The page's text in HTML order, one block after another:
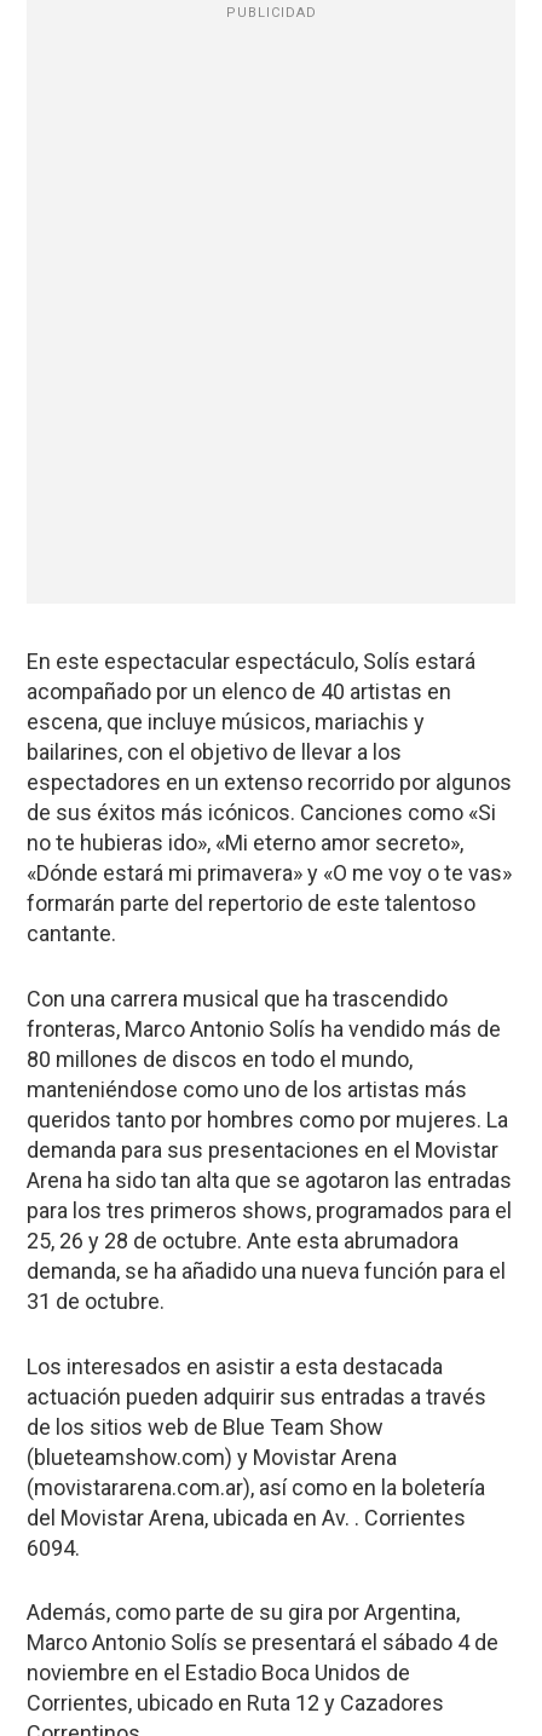
PUBLICIDAD
En este espectacular espectáculo, Solís estará
acompañado por un elenco de 40 artistas en
escena, que incluye músicos, mariachis y
bailarines, con el objetivo de llevar a los
espectadores en un extenso recorrido por algunos
de sus éxitos más icónicos. Canciones como «Si
no te hubieras ido», «Mi eterno amor secreto»,
«Dónde estará mi primavera» y «O me voy o te vas»
formarán parte del repertorio de este talentoso
cantante.
Con una carrera musical que ha trascendido
fronteras, Marco Antonio Solís ha vendido más de
80 millones de discos en todo el mundo,
manteniéndose como uno de los artistas más
queridos tanto por hombres como por mujeres. La
demanda para sus presentaciones en el Movistar
Arena ha sido tan alta que se agotaron las entradas
para los tres primeros shows, programados para el
25, 26 y 28 de octubre. Ante esta abrumadora
demanda, se ha añadido una nueva función para el
31 de octubre.
Los interesados ​​en asistir a esta destacada
actuación pueden adquirir sus entradas a través
de los sitios web de Blue Team Show
(blueteamshow.com) y Movistar Arena
(movistararena.com.ar), así como en la boletería
del Movistar Arena, ubicada en Av. . Corrientes
6094.
Además, como parte de su gira por Argentina,
Marco Antonio Solís se presentará el sábado 4 de
noviembre en el Estadio Boca Unidos de
Corrientes, ubicado en Ruta 12 y Cazadores